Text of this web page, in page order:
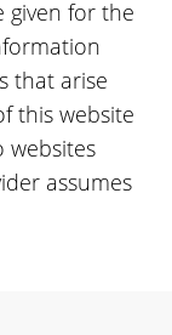
given for the
that arise
this website
websites
assumes